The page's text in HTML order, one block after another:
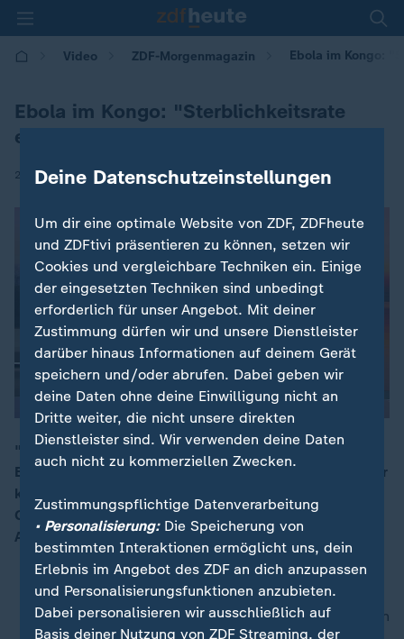
Video ZDF-Morgenmagazin Ebola im Kongo:
Ebola im Kongo: "Sterblichkeitsrate
extrem groß"
26.05.2026 | 05:30
"Das Problem ist, dass wir keine
Behandlungsmöglichkeit haben", denn das Virus selber
könne man nicht bekämpfen, sagt Christian Katzer,
Geschäftsführer Ärzte ohne Grenzen, zum Ebola-
Ausbruch im Kongo.
nach oben
Deine Datenschutzeinstellungen
Um dir eine optimale Website von ZDF, ZDFheute
und ZDFtivi präsentieren zu können, setzen wir
Cookies und vergleichbare Techniken ein. Einige
der eingesetzten Techniken sind unbedingt
erforderlich für unser Angebot. Mit deiner
Zustimmung dürfen wir und unsere Dienstleister
darüber hinaus Informationen auf deinem Gerät
speichern und/oder abrufen. Dabei geben wir
deine Daten ohne deine Einwilligung nicht an
Dritte weiter, die nicht unsere direkten
Dienstleister sind. Wir verwenden deine Daten
auch nicht zu kommerziellen Zwecken.
Zustimmungspflichtige Datenverarbeitung
• Personalisierung:Die Speicherung von
bestimmten Interaktionen ermöglicht uns, dein
Erlebnis im Angebot des ZDF an dich anzupassen
und Personalisierungsfunktionen anzubieten.
Dabei personalisieren wir ausschließlich auf
Basis deiner Nutzung von ZDF Streaming, der